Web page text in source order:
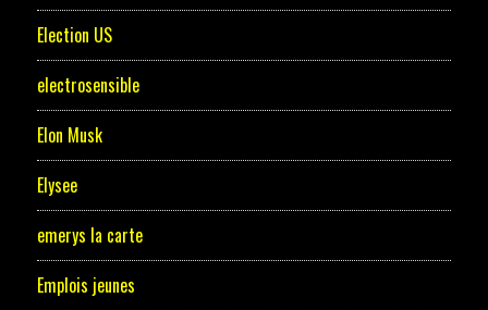
Election US
electrosensible
Elon Musk
Elysee
emerys la carte
Emplois jeunes